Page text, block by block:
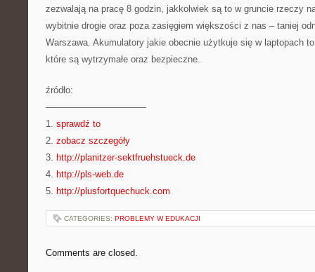
zezwalają na pracę 8 godzin, jakkolwiek są to w gruncie rzeczy
wybitnie drogie oraz poza zasięgiem większości z nas – taniej
Warszawa. Akumulatory jakie obecnie użytkuje się w laptopach
które są wytrzymałe oraz bezpieczne.
źródło:
———————————
1. sprawdź to
2. zobacz szczegóły
3. http://planitzer-sektfruehstueck.de
4. http://pls-web.de
5. http://plusfortquechuck.com
CATEGORIES: PROBLEMY W EDUKACJI
Comments are closed.